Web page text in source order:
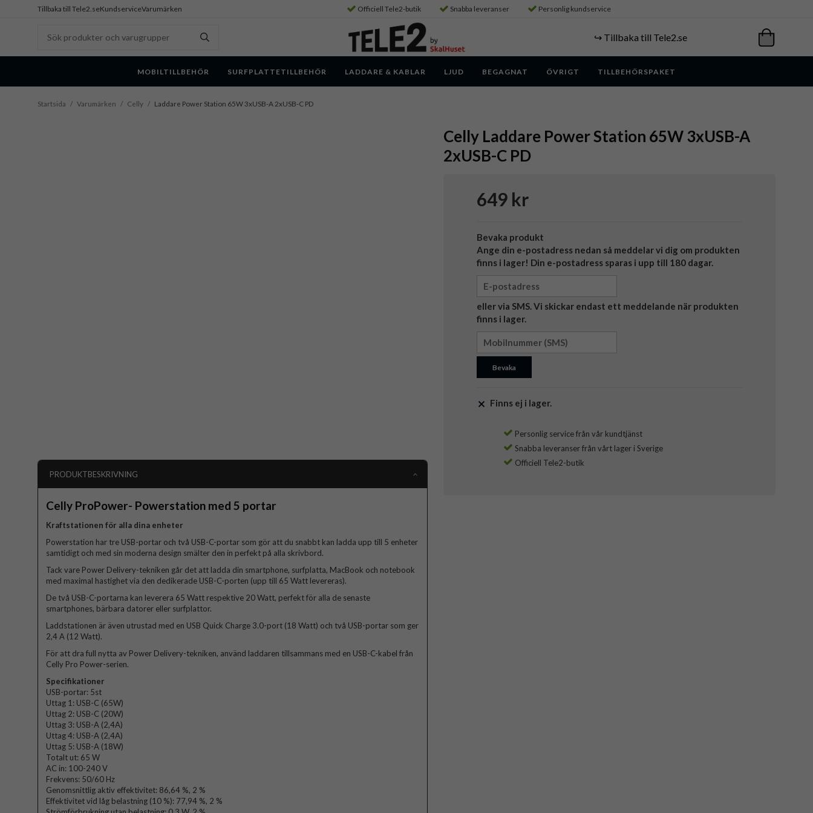
Tillbaka till Tele2.seKundserviceVarumärken Officiell Tele2-butik Snabba leveranser Personlig kundservice
↪️ Tillbaka till Tele2.se
MOBILTILLBEHÖR SURFPLATTETILLBEHÖR LADDARE & KABLAR LJUD BEGAGNAT ÖVRIGT TILLBEHÖRSPAKET
Startsida / Varumärken / Celly / Laddare Power Station 65W 3xUSB-A 2xUSB-C PD
Celly Laddare Power Station 65W 3xUSB-A
2xUSB-C PD
649 kr
Bevaka produkt
Ange din e-postadress nedan så meddelar vi dig om produkten
finns i lager! Din e-postadress sparas i upp till 180 dagar.
eller via SMS. Vi skickar endast ett meddelande när produkten
finns i lager.
Bevaka
Finns ej i lager.
Personlig service från vår kundtjänst
Snabba leveranser från vårt lager i Sverige
Officiell Tele2-butik
PRODUKTBESKRIVNING
Celly ProPower- Powerstation med 5 portar
Kraftstationen för alla dina enheter
Powerstation har tre USB-portar och två USB-C-portar som gör att du snabbt kan ladda upp till 5 enheter
samtidigt och med sin moderna design smälter den in perfekt på alla skrivbord.
Tack vare Power Delivery-tekniken går det att ladda din smartphone, surfplatta, MacBook och notebook
med maximal hastighet via den dedikerade USB-C-porten (upp till 65 Watt levereras).
De två USB-C-portarna kan leverera 65 Watt respektive 20 Watt, perfekt för alla de senaste
smartphones, bärbara datorer eller surfplattor.
Laddstationen är även utrustad med en USB Quick Charge 3.0-port (18 Watt) och två USB-portar som ger
2,4 A (12 Watt).
För att dra full nytta av Power Delivery-tekniken, använd laddaren tillsammans med en USB-C-kabel från
Celly Pro Power-serien.
Specifikationer
USB-portar: 5st
Uttag 1: USB-C (65W)
Uttag 2: USB-C (20W)
Uttag 3: USB-A (2,4A)
Uttag 4: USB-A (2,4A)
Uttag 5: USB-A (18W)
Totalt ut: 65 W
AC in: 100-240 V
Frekvens: 50/60 Hz
Genomsnittlig aktiv effektivitet: 86,64 %, 2 %
Effektivitet vid låg belastning (10 %): 77,94 %, 2 %